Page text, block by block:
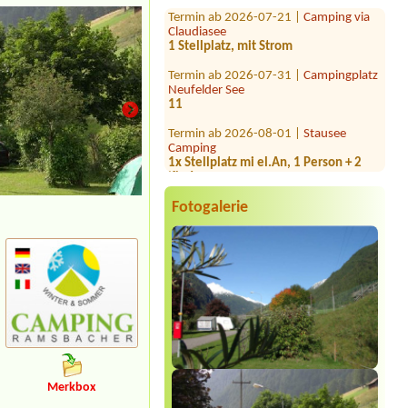
Claudiasee
1 Stellplatz, mit Strom
Termin ab 2026-07-31 |
Neufelder See
11
Termin ab 2026-08-01 |
Camping
1x Stellplatz mi el.An, 1 Person + 2
Kinder
Termin ab 2026-08-11 |Camping
Grabner GmbH
1x tent place for 2 people
Termin ab 2026-07-29 |
Seecamping
Berau**** am Wolfgangsee
1x zelt,2 x personen
Termin ab 2026-08-28 |
Storchencamp Rust
3+1
Termin ab 2026-08-07 |Campingplatz
am Halbach
1x Platz für ein Zelt mit 2 Personen
Fotogalerie
Merkbox